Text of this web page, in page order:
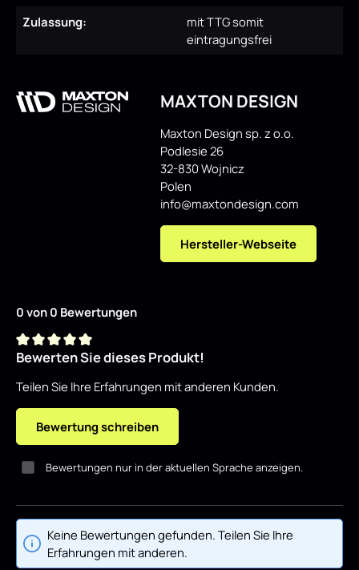
Zulassung:
mit TTG somit
eintragungsfrei
MAXTON DESIGN
Maxton Design sp. z o.o.
Podlesie 26
32-830 Wojnicz
Polen
info@maxtondesign.com
Hersteller-Webseite
0 von 0 Bewertungen
Durchschnittliche Bewertung von 0 von 5 Sternen
Bewerten Sie dieses Produkt!
Teilen Sie Ihre Erfahrungen mit anderen Kunden.
Bewertung schreiben
Bewertungen nur in der aktuellen Sprache anzeigen.
Keine Bewertungen gefunden. Teilen Sie Ihre
Erfahrungen mit anderen.